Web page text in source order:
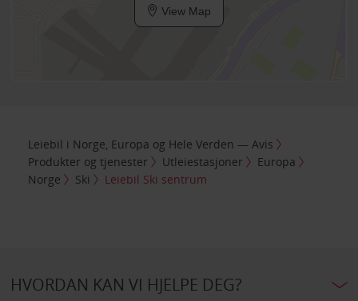
View Map
Leiebil i Norge, Europa og Hele Verden — Avis
Produkter og tjenester
Utleiestasjoner
Europa
Norge
Ski Leiebil Ski sentrum
HVORDAN KAN VI HJELPE DEG?